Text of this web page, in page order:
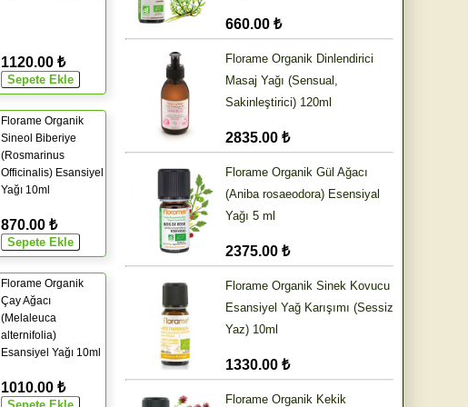
1120.00 ₺
Florame Organik
Sineol Biberiye
(Rosmarinus
Officinalis) Esansiyel
Yağı 10ml
870.00 ₺
Florame Organik
Çay Ağacı
(Melaleuca
alternifolia)
Esansiyel Yağı 10ml
1010.00 ₺
660.00 ₺
Florame Organik Dinlendirici
Masaj Yağı (Sensual,
Sakinleştirici) 120ml
2835.00 ₺
Florame Organik Gül Ağacı
(Aniba rosaeodora) Esensiyal
Yağı 5 ml
2375.00 ₺
Florame Organik Sinek Kovucu
Esansiyel Yağ Karışımı (Sessiz
Yaz) 10ml
1330.00 ₺
Florame Organik Kekik